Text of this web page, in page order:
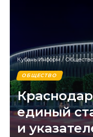
Кубань Информ/ Общество
ОБЩЕСТВО
единый
и